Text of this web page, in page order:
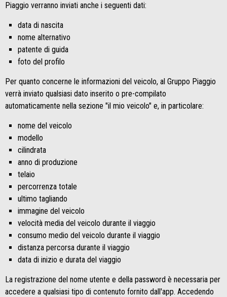
Piaggio verranno inviati anche i seguenti dati:
data di nascita
nome alternativo
patente di guida
foto del profilo
Per quanto concerne le informazioni del veicolo, al Gruppo Piaggio
verrà inviato qualsiasi dato inserito o pre-compilato
automaticamente nella sezione "il mio veicolo" e, in particolare:
nome del veicolo
modello
cilindrata
anno di produzione
telaio
percorrenza totale
ultimo tagliando
immagine del veicolo
velocità media del veicolo durante il viaggio
consumo medio del veicolo durante il viaggio
distanza percorsa durante il viaggio
data di inizio e durata del viaggio
La registrazione del nome utente e della password è necessaria per
accedere a qualsiasi tipo di contenuto fornito dall'app. Accedendo